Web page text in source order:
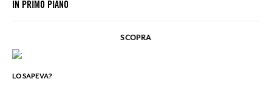
IN PRIMO PIANO
SCOPRA
LO SAPEVA?